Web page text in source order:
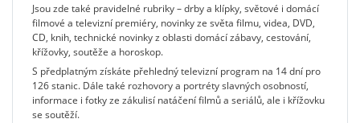
Jsou zde také pravidelné rubriky – drby a klípky, světové i domácí
filmové a televizní premiéry, novinky ze světa filmu, videa, DVD,
CD, knih, technické novinky z oblasti domácí zábavy, cestování,
křížovky, soutěže a horoskop.
S předplatným získáte přehledný televizní program na 14 dní pro
126 stanic. Dále také rozhovory a portréty slavných osobností,
informace i fotky ze zákulisí natáčení filmů a seriálů, ale i křížovku
se soutěží.